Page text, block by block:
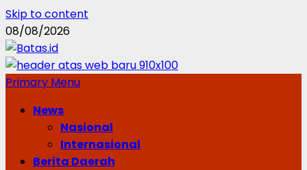
Skip to content
08/08/2026
Primary Menu
News
Nasional
Internasional
Berita Daerah